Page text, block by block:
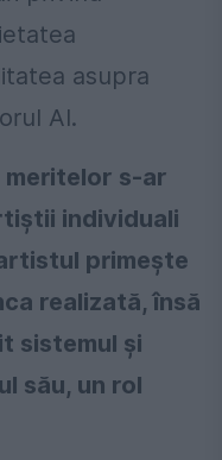
asupra
AI.
meritelor s-ar
individuali
primește
realizată, însă
sistemul și
său, un rol